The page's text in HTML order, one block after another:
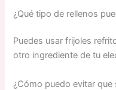
¿Qué tipo de rellenos
Puedes usar frijoles
otro ingrediente de tu
¿Cómo puedo evitar